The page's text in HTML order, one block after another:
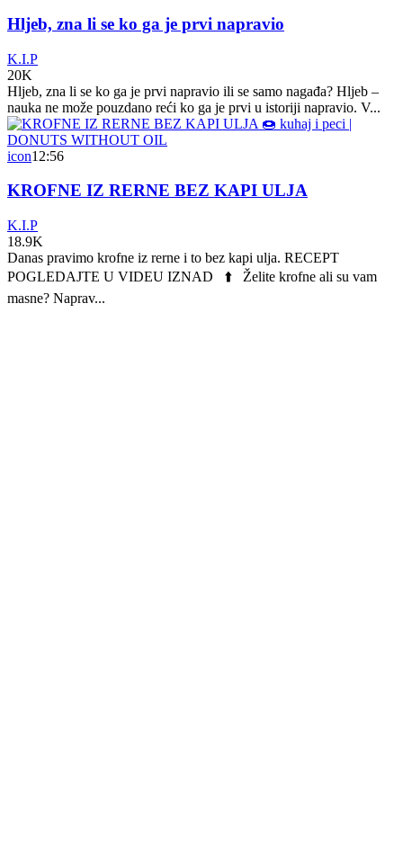
Hljeb, zna li se ko ga je prvi napravio
K.I.P
20K
Hljeb, zna li se ko ga je prvi napravio ili se samo nagađa? Hljeb –
nauka ne može pouzdano reći ko ga je prvi u istoriji napravio. V...
icon12:56
KROFNE IZ RERNE BEZ KAPI ULJA
K.I.P
18.9K
Danas pravimo krofne iz rerne i to bez kapi ulja. RECEPT
POGLEDAJTE U VIDEU IZNAD ⬆️ Želite krofne ali su vam
masne? Naprav...